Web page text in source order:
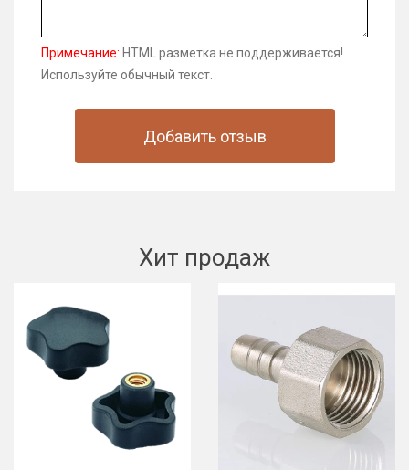
Примечание: HTML разметка не поддерживается!
Используйте обычный текст.
Добавить отзыв
Хит продаж